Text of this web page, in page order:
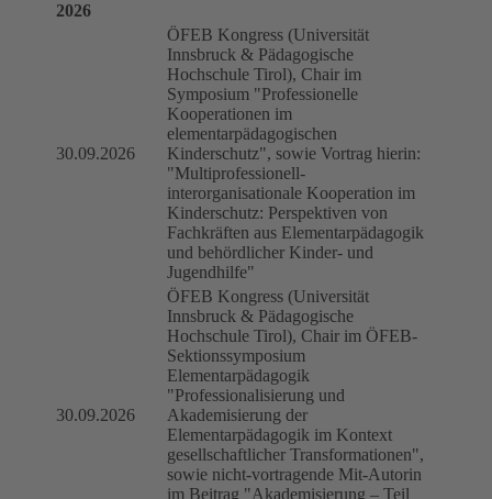
2026
30.09.2026
ÖFEB Kongress (Universität
Innsbruck & Pädagogische
Hochschule Tirol), Chair im
Symposium "Professionelle
Kooperationen im
elementarpädagogischen
Kinderschutz", sowie Vortrag hierin:
"Multiprofessionell-
interorganisationale Kooperation im
Kinderschutz: Perspektiven von
Fachkräften aus Elementarpädagogik
und behördlicher Kinder- und
Jugendhilfe"
30.09.2026
ÖFEB Kongress (Universität
Innsbruck & Pädagogische
Hochschule Tirol), Chair im ÖFEB-
Sektionssymposium
Elementarpädagogik
"Professionalisierung und
Akademisierung der
Elementarpädagogik im Kontext
gesellschaftlicher Transformationen",
sowie nicht-vortragende Mit-Autorin
im Beitrag "Akademisierung – Teil